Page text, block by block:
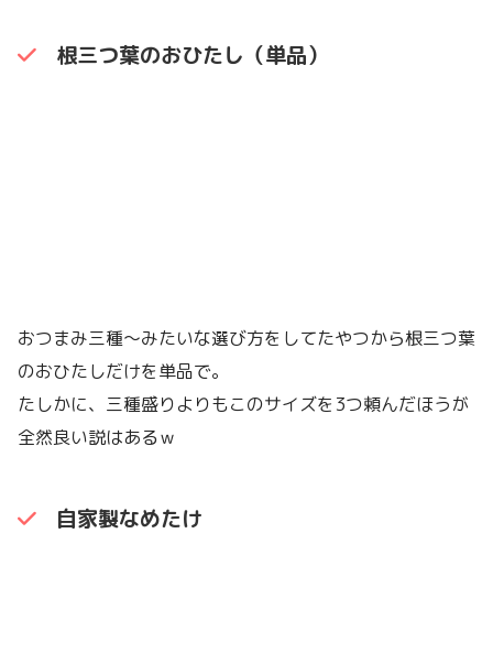
根三つ葉のおひたし（単品）
おつまみ三種〜みたいな選び方をしてたやつから根三つ葉
のおひたしだけを単品で。
たしかに、三種盛りよりもこのサイズを3つ頼んだほうが
全然良い説はあるｗ
自家製なめたけ